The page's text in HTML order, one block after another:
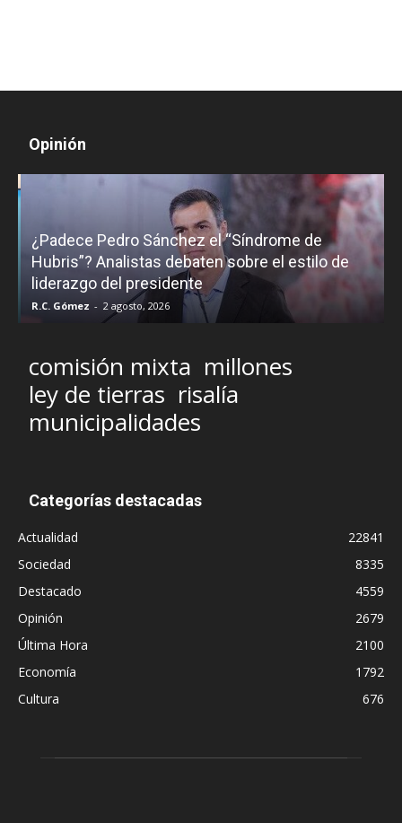
Opinión
¿Padece Pedro Sánchez el “Síndrome de
Hubris”? Analistas debaten sobre el estilo de
liderazgo del presidente
R.C. Gómez - 2 agosto, 2026
comisión mixta millones
ley de tierras risalía
municipalidades
Categorías destacadas
Actualidad
22841
Sociedad
8335
Destacado
4559
Opinión
2679
Última Hora
2100
Economía
1792
Cultura
676